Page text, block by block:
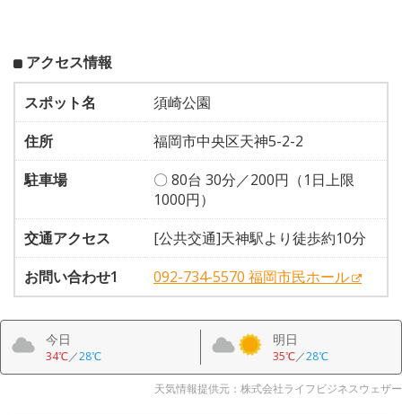
アクセス情報
スポット名
須崎公園
住所
福岡市中央区天神5-2-2
駐車場
〇 80台 30分／200円（1日上限
1000円）
交通アクセス
[公共交通]天神駅より徒歩約10分
お問い合わせ1
092-734-5570 福岡市民ホール
今日
34℃／28℃
明日
35℃／28℃
天気情報提供元：株式会社ライフビジネスウェザー